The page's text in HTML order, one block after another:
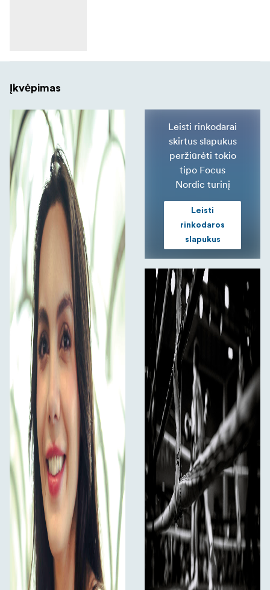
Įkvėpimas
Leisti rinkodarai
skirtus slapukus
peržiūrėti tokio
tipo Focus
Nordic turinį
Leisti
rinkodaros
slapukus